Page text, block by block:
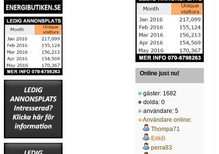
Online just nu!
gäster: 1682
dolda: 0
användare: 5
Användare online:
Thompa71
ErikB
perra83